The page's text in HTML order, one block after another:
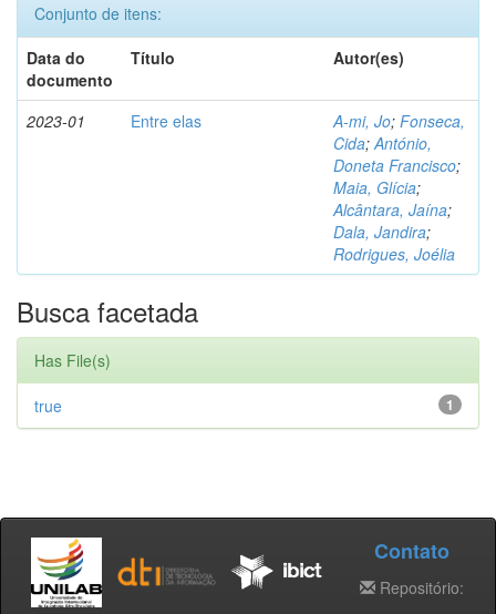
Conjunto de itens:
Data do
documento
Título Autor(es)
2023-01 Entre elas A-mi, Jo; Fonseca,
Cida;António,
Doneta Francisco;
Maia, Glícia;
Alcântara, Jaína;
Dala, Jandira;
Rodrigues, Joélia
Busca facetada
Has File(s)
1
true
Contato
Repositório: